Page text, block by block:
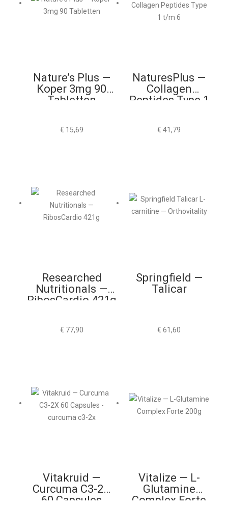
Nature’s Plus —
Koper 3mg 90
Tabletten
€ 15,69
NaturesPlus —
Collagen
Peptides Type 1
€ 41,79
Researched
Nutritionals —
RibosCardio 421g
€ 77,90
Springfield —
Talicar
€ 61,60
Vitakruid —
Curcuma C3-2X
60 Capsules
Vitalize — L-
Glutamine
Complex Forte